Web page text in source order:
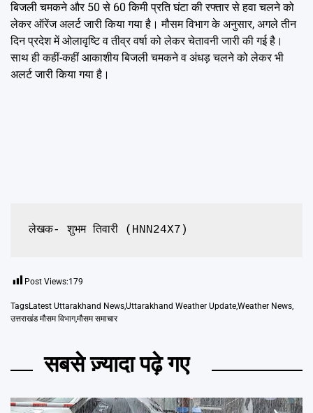
बिजली चमकने और 50 से 60 किमी प्रति घंटा की रफ्तार से हवा चलने को
लेकर ऑरेंज अलर्ट जारी किया गया है। मौसम विभाग के अनुसार, अगले तीन
दिन प्रदेश में ओलावृष्टि व तीव्र वर्षा को लेकर चेतावनी जारी की गई है।
साथ ही कहीं-कहीं आकाशीय बिजली चमकने व अंधड़ चलने को लेकर भी
अलर्ट जारी किया गया है।
लेखक- शुभम तिवारी (HNN24X7)
Post Views:179
TagsLatest Uttarakhand News,Uttarakhand Weather Update,Weather News,
उत्तराखंड मौसम विभाग,मौसम समाचार
सबसे ज़्यादा पढ़े गए